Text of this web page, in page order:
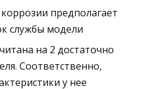
предполагает
службы модели
на 2 достаточно
Соответственно,
у нее